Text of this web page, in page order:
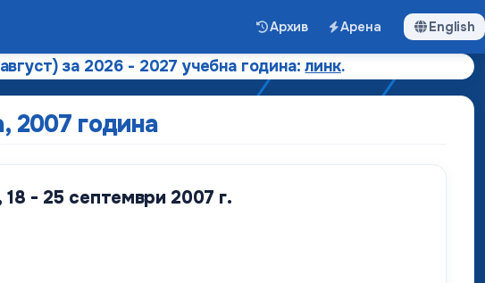
Архив Арена English
за 2026 - 2027 учебна година:линк.
2007 година
- 25 септември 2007 г.